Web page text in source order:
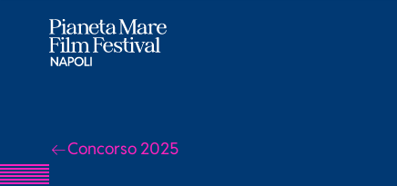
Concorso 2025